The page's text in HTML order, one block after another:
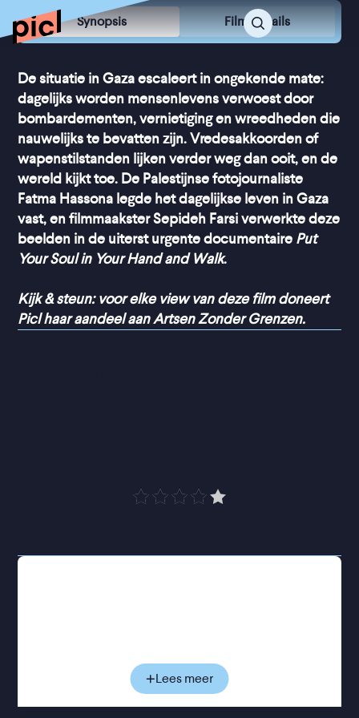
Synopsis Film Details
De situatie in Gaza escaleert in ongekende mate:
dagelijks worden mensenlevens verwoest door
bombardementen, vernietiging en wreedheden die
nauwelijks te bevatten zijn. Vredesakkoorden of
wapenstilstanden lijken verder weg dan ooit, en de
wereld kijkt toe. De Palestijnse fotojournaliste
Fatma Hassona legde het dagelijkse leven in Gaza
vast, en filmmaakster Sepideh Farsi verwerkte deze
beelden in de uiterst urgente documentaire Put
Your Soul in Your Hand and Walk.
Kijk & steun: voor elke view van deze film doneert
Picl haar aandeel aan Artsen Zonder Grenzen.
In april 2024 probeerde de Iraanse filmregisseur
Palestijnse fotojournaliste Fatma Hassona, die in
Gaza-Stad woont. Via videogesprekken ontstaat
een hechte band tussen de twee vrouwen.
Lees meer